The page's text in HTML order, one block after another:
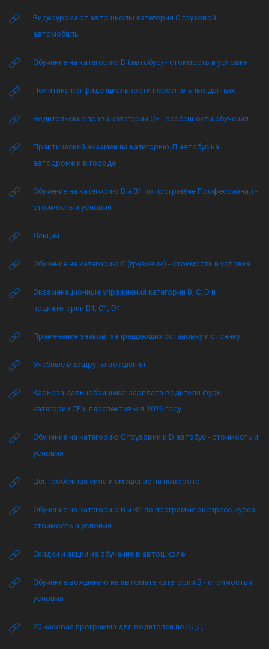
Видеоуроки от автошколы категория C грузовой
автомобиль
Обучение на категорию D (автобус) - стоимость и условия
Политика конфиденциальности персональных данных
Водительские права категории CE - особенности обучения
Практический экзамен на категорию Д автобус на
автодроме и в городе
Обучение на категорию B и B1 по программе Профессионал -
стоимость и условия
Лекции
Обучение на категорию C (грузовик) - стоимость и условия
Экзаменационные упражнения категории B, C, D и
подкатегории B1, C1, D1
Применение знаков, запрещающих остановку и стоянку
Учебные маршруты вождения
Карьера дальнобойщика: зарплата водителя фуры
категории CE и перспективы в 2026 году
Обучение на категорию C грузовик и D автобус - стоимость и
условия
Центробежная сила и смещение на повороте
Обучение на категорию B и B1 по программе экспресс-курса -
стоимость и условия
Скидки и акции на обучение в автошколе
Обучение вождению на автомате категории B - стоимость и
условия
20 часовая программа для водителей по БДД